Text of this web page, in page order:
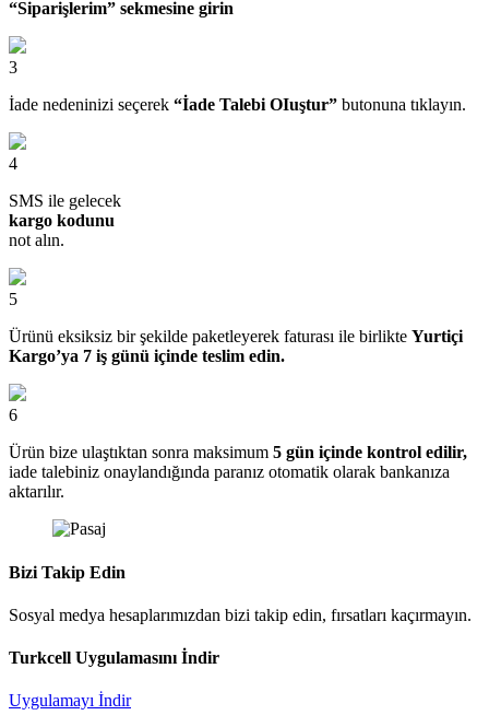
“Siparişlerim” sekmesine girin
3
İade nedeninizi seçerek “İade Talebi OIuştur” butonuna tıklayın.
4
SMS ile gelecek
kargo kodunu
not alın.
5
Ürünü eksiksiz bir şekilde paketleyerek faturası ile birlikte Yurtiçi
Kargo’ya 7 iş günü içinde teslim edin.
6
Ürün bize ulaştıktan sonra maksimum 5 gün içinde kontrol edilir,
iade talebiniz onaylandığında paranız otomatik olarak bankanıza
aktarılır.
Bizi Takip Edin
Sosyal medya hesaplarımızdan bizi takip edin, fırsatları kaçırmayın.
Turkcell Uygulamasını İndir
Uygulamayı İndir